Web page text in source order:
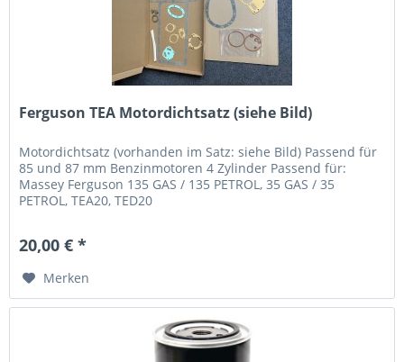
Ferguson TEA Motordichtsatz (siehe Bild)
Motordichtsatz (vorhanden im Satz: siehe Bild) Passend für
85 und 87 mm Benzinmotoren 4 Zylinder Passend für:
Massey Ferguson 135 GAS / 135 PETROL, 35 GAS / 35
PETROL, TEA20, TED20
20,00 € *
Merken